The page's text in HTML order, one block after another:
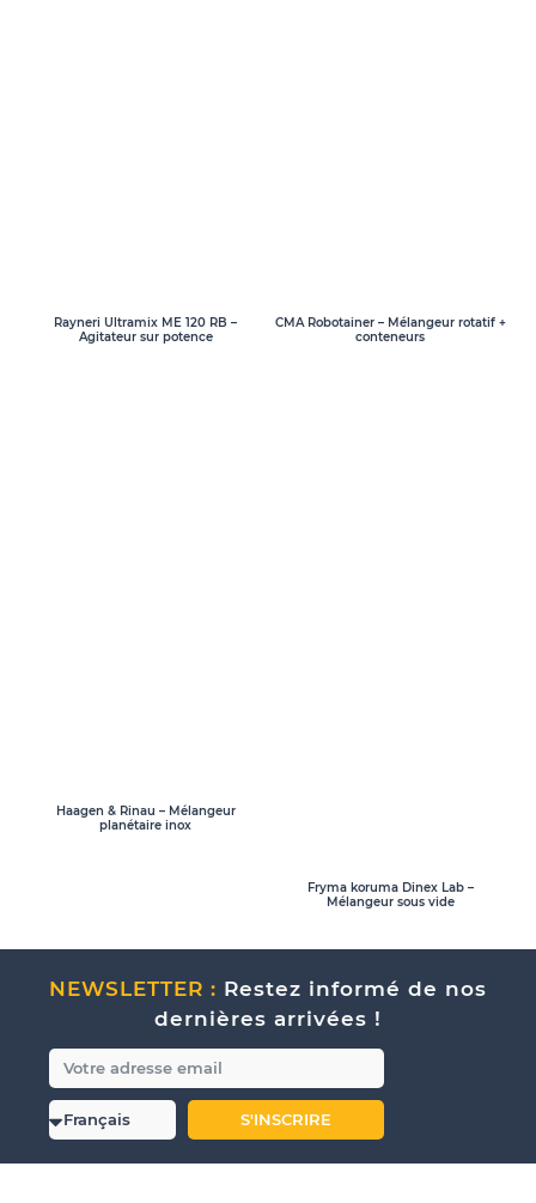
Rayneri Ultramix ME 120 RB –
Agitateur sur potence
CMA Robotainer – Mélangeur rotatif +
conteneurs
Haagen & Rinau – Mélangeur
planétaire inox
Fryma koruma Dinex Lab –
Mélangeur sous vide
NEWSLETTER : Restez informé de nos
dernières arrivées !
S'INSCRIRE